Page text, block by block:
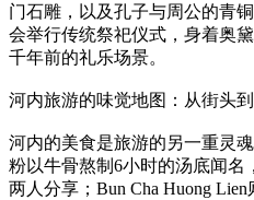
门石雕，以及孔子与周公的青
会举行传统祭祀仪式，身着奥
千年前的礼乐场景。
河内旅游的味觉地图：从街头
河内的美食是旅游的另一重灵
粉以牛骨熬制6小时的汤底闻名
两人分享；Bun Cha Huong